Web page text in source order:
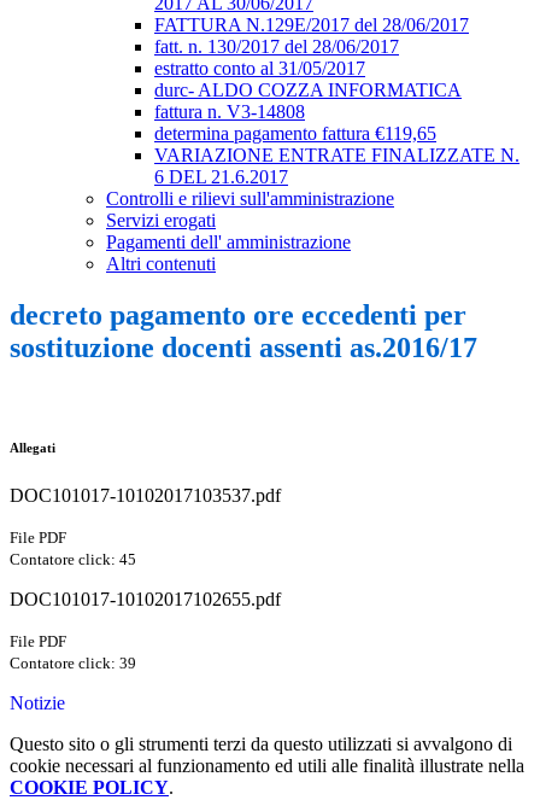
FATTURA N.129E/2017 del 28/06/2017
fatt. n. 130/2017 del 28/06/2017
estratto conto al 31/05/2017
durc- ALDO COZZA INFORMATICA
fattura n. V3-14808
determina pagamento fattura €119,65
VARIAZIONE ENTRATE FINALIZZATE N.
6 DEL 21.6.2017
Controlli e rilievi sull'amministrazione
Servizi erogati
Pagamenti dell' amministrazione
Altri contenuti
decreto pagamento ore eccedenti per
sostituzione docenti assenti as.2016/17
Allegati
DOC101017-10102017103537.pdf
File PDF
Contatore click: 45
DOC101017-10102017102655.pdf
File PDF
Contatore click: 39
Notizie
Questo sito o gli strumenti terzi da questo utilizzati si avvalgono di
cookie necessari al funzionamento ed utili alle finalità illustrate nella
COOKIE POLICY.